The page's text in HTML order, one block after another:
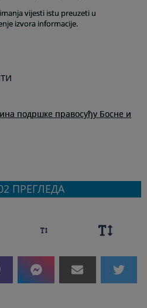
vijesti istu preuzeti u
izvora informacije.
подршке правосуђу Босне и
ПРЕГЛЕДА